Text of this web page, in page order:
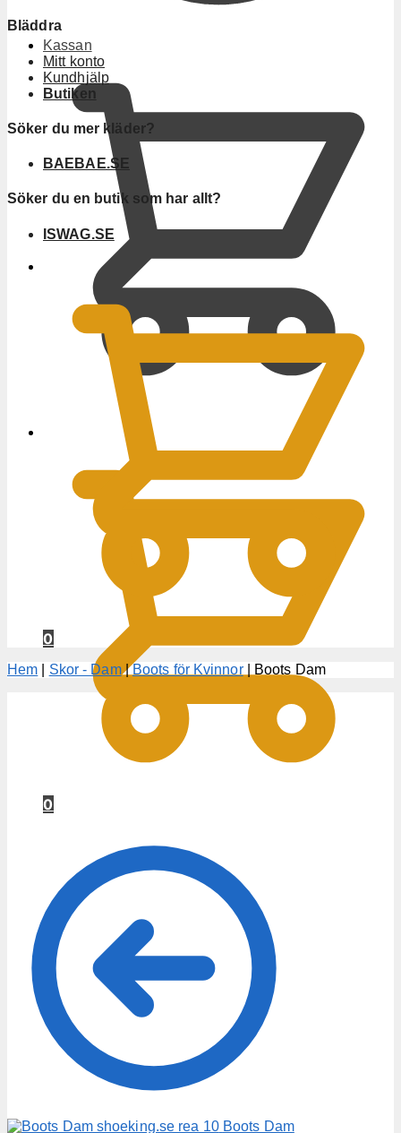
Kassan
0
Bläddra
Mitt konto
Kundhjälp
Butiken
Söker du mer kläder?
BAEBAE.SE
Söker du en butik som har allt?
ISWAG.SE
0
Hem Skor - Dam|Boots för Kvinnor| Boots Dam
Boots Dam